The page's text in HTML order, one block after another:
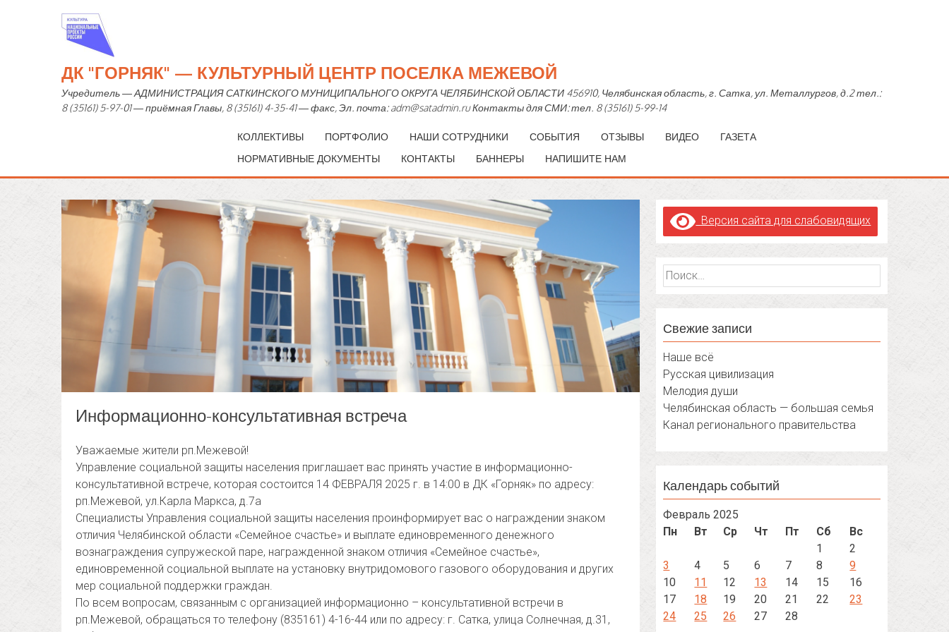
ДК "ГОРНЯК" — КУЛЬТУРНЫЙ ЦЕНТР ПОСЕЛКА МЕЖЕВОЙ
Учредитель — АДМИНИСТРАЦИЯ САТКИНСКОГО МУНИЦИПАЛЬНОГО ОКРУГА ЧЕЛЯБИНСКОЙ ОБЛАСТИ 456910, Челябинская область, г. Сатка, ул. Металлургов, д.2 тел.:
8 (35161) 5-97-01 — приёмная Главы, 8 (35161) 4-35-41 — факс, Эл. почта: adm@satadmin.ru Контакты для СМИ: тел. 8 (35161) 5-99-14
КОЛЛЕКТИВЫ ПОРТФОЛИО НАШИ СОТРУДНИКИ СОБЫТИЯ ОТЗЫВЫ ВИДЕО
ГАЗЕТА
НОРМАТИВНЫЕ ДОКУМЕНТЫ
КОНТАКТЫ БАННЕРЫ НАПИШИТЕ НАМ
Информационно-консультативная встреча
Уважаемые жители рп.Межевой!
Управление социальной защиты населения приглашает вас принять участие в информационно-
консультативной встрече, которая состоится 14 ФЕВРАЛЯ 2025 г. в 14:00 в ДК «Горняк» по адресу:
рп.Межевой, ул.Карла Маркса, д.7а
Специалисты Управления социальной защиты населения проинформирует вас о награждении знаком
отличия Челябинской области «Семейное счастье» и выплате единовременного денежного
вознаграждения супружеской паре, награжденной знаком отличия «Семейное счастье»,
единовременной социальной выплате на установку внутридомового газового оборудования и других
мер социальной поддержки граждан.
По всем вопросам, связанным с организацией информационно – консультативной встречи в
рп.Межевой, обращаться то телефону (835161) 4-16-44 или по адресу: г. Сатка, улица Солнечная, д.31,
Версия сайта для слабовидящих
Найти:
Свежие записи
Наше всё
Русская цивилизация
Мелодия души
Челябинская область — большая семья
Канал регионального правительства
Календарь событий
Февраль 2025
Пн
Вт Ср Чт Пт Сб
Вс
1
2
3
4 5 6 7 8
9
10
11 12 13 14 15
16
17
18 19 20 21 22
23
24
25 26 27 28